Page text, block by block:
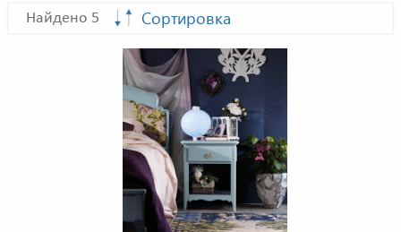
Найдено 5 Сортировка